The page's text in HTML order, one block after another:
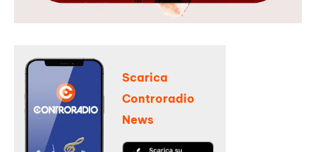
Scarica
Controradio
News